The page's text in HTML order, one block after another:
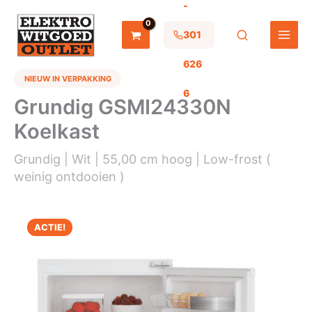
inhoud
-
301
626
6
NIEUW IN VERPAKKING
Grundig GSMI24330N
Koelkast
Grundig | Wit | 55,00 cm hoog | Low-frost (
weinig ontdooien )
ACTIE!